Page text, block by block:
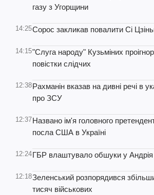
газу з Угорщини
14:25Сорос закликав повалити Сі
14:15"Слуга народу" Кузьміних
повістки слідчих
12:38Рахманін вказав на дивні речі в
про ЗСУ
12:37Названо ім'я головного
посла США в Україні
12:24ГБР влаштувало обшуки у
12:18Зеленський розпорядився
тисяч військових